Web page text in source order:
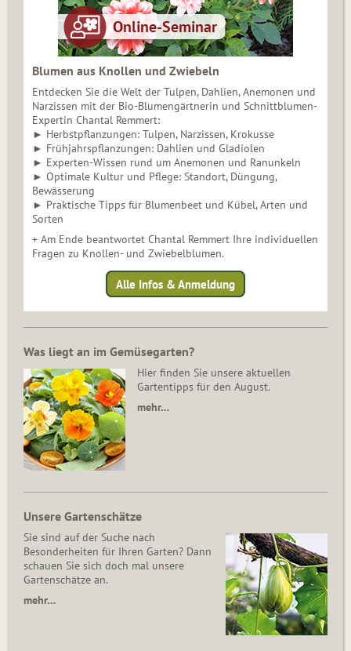
Blumen aus Knollen und Zwiebeln
Entdecken Sie die Welt der Tulpen, Dahlien, Anemonen und
Narzissen mit der Bio-Blumengärtnerin und Schnittblumen-
Expertin Chantal Remmert:
► Herbstpflanzungen: Tulpen, Narzissen, Krokusse
► Frühjahrspflanzungen: Dahlien und Gladiolen
► Experten-Wissen rund um Anemonen und Ranunkeln
► Optimale Kultur und Pflege: Standort, Düngung,
Bewässerung
► Praktische Tipps für Blumenbeet und Kübel, Arten und
Sorten
+ Am Ende beantwortet Chantal Remmert Ihre individuellen
Fragen zu Knollen- und Zwiebelblumen.
Alle Infos & Anmeldung
Was liegt an im Gemüsegarten?
Hier finden Sie unsere aktuellen
Gartentipps für den August.
mehr…
Unsere Gartenschätze
Sie sind auf der Suche nach
Besonderheiten für Ihren Garten? Dann
schauen Sie sich doch mal unsere
Gartenschätze an.
mehr…